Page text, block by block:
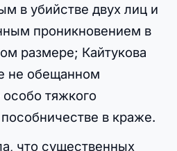
в убийстве двух лиц и
проникновением в
размере; Кайтукова
не обещанном
тяжкого
в краже.
что существенных